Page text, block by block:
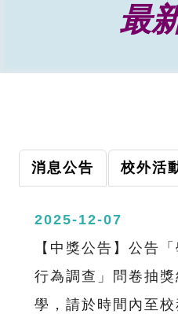
最
消息公告 校外活
2025-12-07
【中獎公告】公告
行為調查」問卷抽
學，請於時間內至